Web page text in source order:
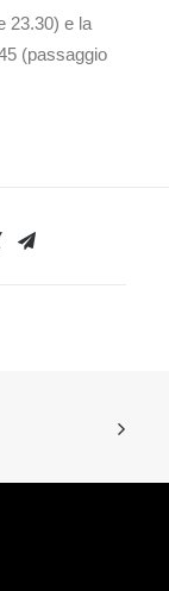
23.30) e la
(passaggio